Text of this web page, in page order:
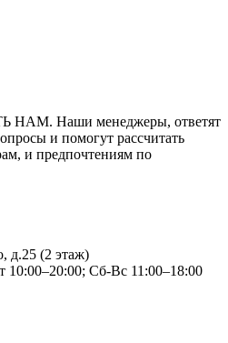
Наши менеджеры, ответят
и помогут рассчитать
и предпочтениям по
д.25 (2 этаж)
Сб-Вс 11:00–18:00